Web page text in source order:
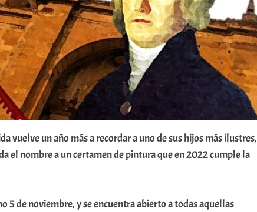
vuelve un año más a recordar a uno de sus hijos más ilustres,
el nombre a un certamen de pintura que en 2022 cumple la
5 de noviembre, y se encuentra abierto a todas aquellas